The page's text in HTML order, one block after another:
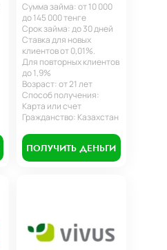
Сумма займа: от 10 000
до 145 000 тенге
Срок займа: до 30 дней
Ставка для новых
клиентов от 0,01%.
Для повторных клиентов
до 1,9%
Возраст: от 21 лет
Способ получения:
Карта или счет
Гражданство: Казахстан
ПОЛУЧИТЬ ДЕНЬГИ